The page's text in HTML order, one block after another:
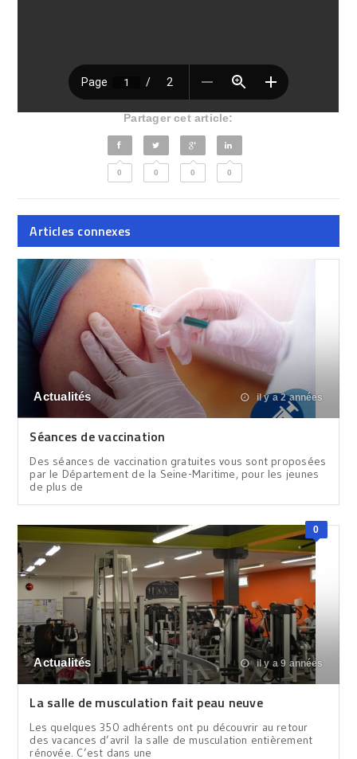
Partager cet article:
0 0 0 0
Articles connexes
Actualités il y a 2 années
Séances de vaccination
Des séances de vaccination gratuites vous sont proposées
par le Département de la Seine-Maritime, pour les jeunes
de plus de
0
Actualités il y a 9 années
La salle de musculation fait peau neuve
Les quelques 350 adhérents ont pu découvrir au retour
des vacances d’avril la salle de musculation entièrement
rénovée. C’est dans une